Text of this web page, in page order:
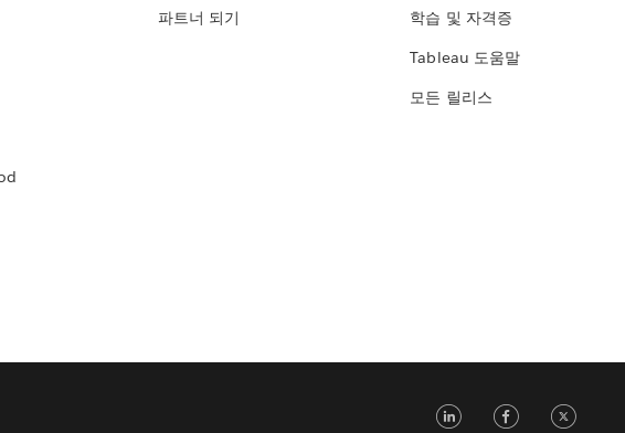
파트너 되기
학습 및 자격증
Tableau 도움말
모든 릴리스
LinkedIn